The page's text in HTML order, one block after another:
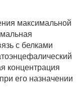
максимальной
с белками
концентрация
его назначении